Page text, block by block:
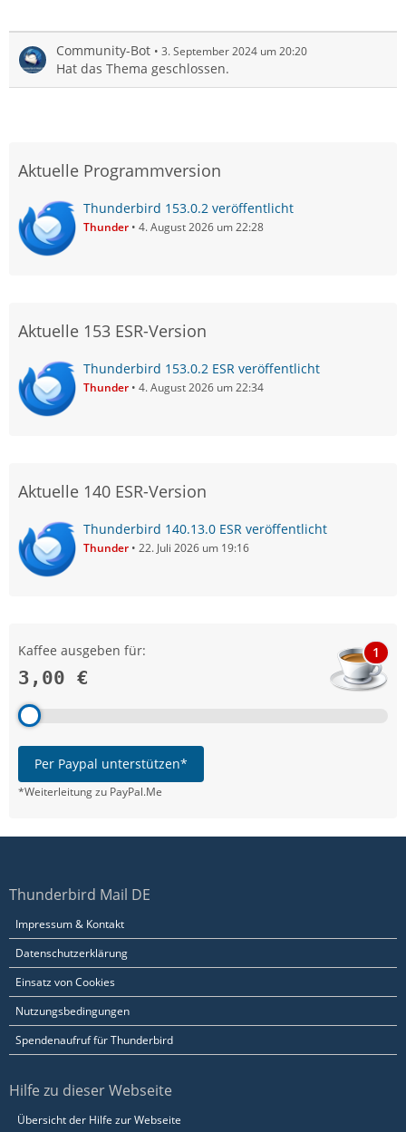
Community-Bot 3. September 2024 um 20:20
Hat das Thema geschlossen.
Aktuelle Programmversion
Thunderbird 153.0.2 veröffentlicht
Thunder 4. August 2026 um 22:28
Aktuelle 153 ESR-Version
Thunderbird 153.0.2 ESR veröffentlicht
Thunder 4. August 2026 um 22:34
Aktuelle 140 ESR-Version
Thunderbird 140.13.0 ESR veröffentlicht
Thunder 22. Juli 2026 um 19:16
Kaffee ausgeben für:
3,00 €
1
Per Paypal unterstützen*
*Weiterleitung zu PayPal.Me
Thunderbird Mail DE
Impressum & Kontakt
Datenschutzerklärung
Einsatz von Cookies
Nutzungsbedingungen
Spendenaufruf für Thunderbird
Hilfe zu dieser Webseite
Übersicht der Hilfe zur Webseite